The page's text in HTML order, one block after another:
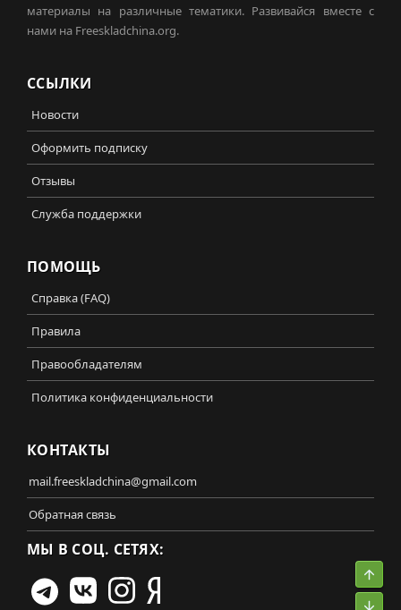
материалы на различные тематики. Развивайся вместе с
нами на Freeskladchina.org.
ССЫЛКИ
Новости
Оформить подписку
Отзывы
Служба поддержки
ПОМОЩЬ
Справка (FAQ)
Правила
Правообладателям
Политика конфиденциальности
КОНТАКТЫ
mail.freeskladchina@gmail.com
Обратная связь
МЫ В СОЦ. СЕТЯХ: